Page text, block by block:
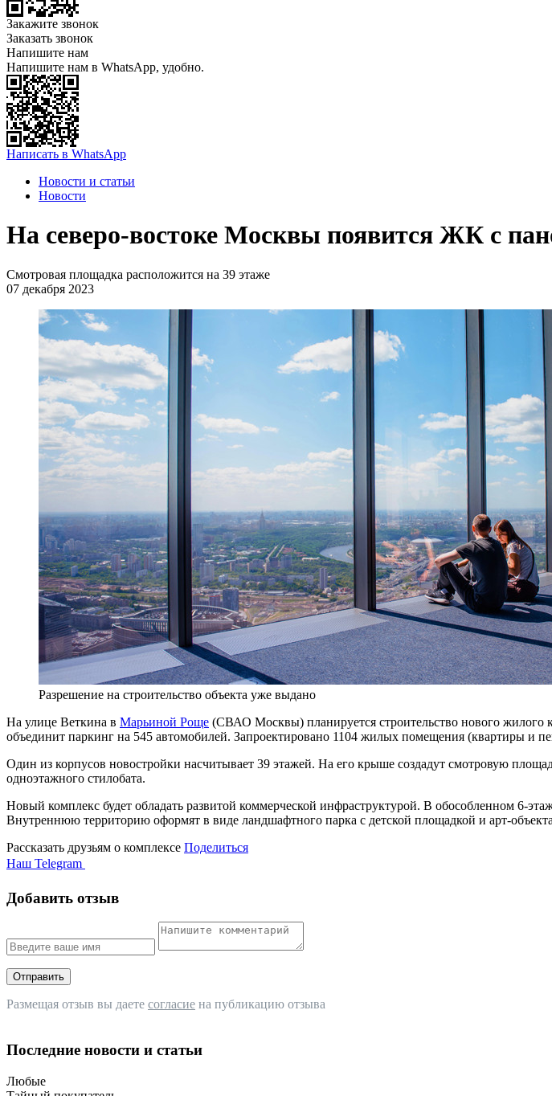
Закажите звонок
Заказать звонок
Напишите нам
Напишите нам в WhatsApp, удобно.
Написать в WhatsApp
Новости и статьи
Новости
На северо-востоке Москвы появится ЖК с
Смотровая площадка расположится на 39 этаже
07 декабря 2023
Разрешение на строительство объекта уже выдано
На улице Веткина в Марьиной Роще (СВАО Москвы) планируется строительство нового жилого
объединит паркинг на 545 автомобилей. Запроектировано 1104 жилых помещения (квартиры и
Один из корпусов новостройки насчитывает 39 этажей. На его крыше создадут смотровую
одноэтажного стилобата.
Новый комплекс будет обладать развитой коммерческой инфраструктурой. В обособленном 6-
Внутреннюю территорию оформят в виде ландшафтного парка с детской площадкой и арт-
Рассказать друзьям о комплексе Поделиться
Наш Telegram
Добавить отзыв
Отправить
Размещая отзыв вы даете согласие на публикацию отзыва
Последние новости и статьи
Любые